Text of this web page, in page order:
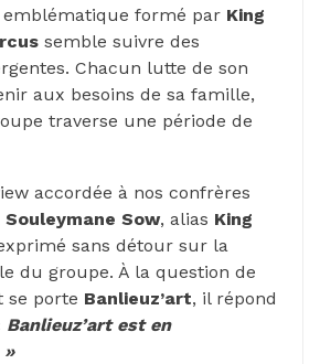
emblématique formé par King
semble suivre des
Chacun lutte de son
aux besoins de sa famille,
traverse une période de
accordée à nos confrères
Souleymane Sow, alias King
exprimé sans détour sur la
du groupe. À la question de
se porte Banlieuz’art, il répond
Banlieuz’art est en
»